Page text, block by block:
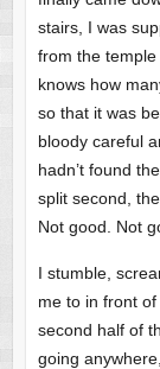
stairs, I was
from the
knows how
so that it was
bloody careful
hadn’t found
split second,
Not good. Not
I stumble,
me to in front
second half of
going